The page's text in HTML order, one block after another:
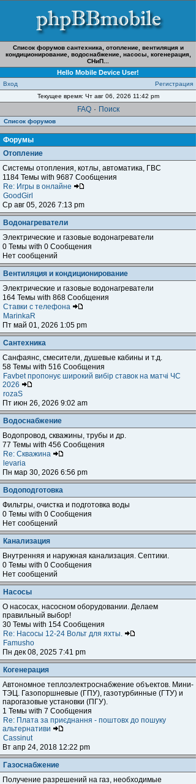
Список форумов сантехника, отопление, вентиляция и
кондиционирование, водоснабжение, насосы, когенерация,
СНиП...
Hello Mobile Device User!
Вход
Регистрация
Текущее время: Чт авг 06, 2026 11:42 pm
FAQ · Поиск
Список форумов
Форумы
Отопление
Системы отопления, котлы, автоматика, ГВС
1184 Темы with 9687 Сообщения
Re: Игры в онлайне
GoodGirl
Ср авг 05, 2026 7:13 pm
Водонагреватели
Электрические и газовые водонагреватели
0 Темы with 0 Сообщения
Нет сообщений
Вентиляция и кондиционирование
Электрические и газовые водонагреватели
164 Темы with 868 Сообщения
Ставки с телефона
MarinkaR
Пт май 01, 2026 1:05 pm
Сантехника
Санфаянс, смесители, душевые кабины и т.д.
58 Темы with 516 Сообщения
Favbet пропонує широкий вибір ставок на матчі ЧС
2026
rozaS
Пт июн 26, 2026 9:02 am
Водоснабжение
Водопровод, скважины, трубы и др.
77 Темы with 456 Сообщения
Re: Скважина
levaria
Пн мар 30, 2026 6:56 pm
Водоподготовка
Фильтры, очистка и подготовка воды
0 Темы with 0 Сообщения
Нет сообщений
Канализация
Внутренняя и наружная канализация. Септики.
0 Темы with 0 Сообщения
Нет сообщений
Насосы
О насосах, насосном оборудовании. Делаем
правильный выбор!
30 Темы with 154 Сообщения
Re: Насосы 12-24 Вольт для яхты.
Famusho
Пн дек 08, 2025 7:41 pm
Когенерация
Автономное теплоэлектроснабжение объектов. Мини-
ТЭЦ. Газопоршневые (ГПУ), газотурбинные (ГТУ) и
парогазовые установки (ПГУ).
1 Темы with 7 Сообщения
Re: Плата за приєднання - поштовх до пошуку
альтернативи
Cassinut
Вт апр 24, 2018 12:22 pm
Газоснабжение
Получение разрешений на газ, необходимые